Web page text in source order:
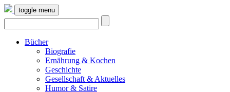
toggle menu
Bücher
Biografie
Ernährung & Kochen
Geschichte
Gesellschaft & Aktuelles
Humor & Satire